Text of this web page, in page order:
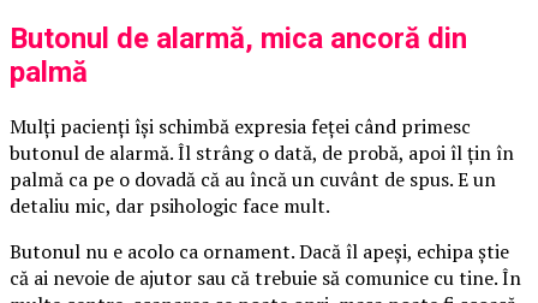
Butonul de alarmă, mica ancoră din
palmă
Mulți pacienți își schimbă expresia feței când primesc
butonul de alarmă. Îl strâng o dată, de probă, apoi îl țin în
palmă ca pe o dovadă că au încă un cuvânt de spus. E un
detaliu mic, dar psihologic face mult.
Butonul nu e acolo ca ornament. Dacă îl apeși, echipa știe
că ai nevoie de ajutor sau că trebuie să comunice cu tine. În